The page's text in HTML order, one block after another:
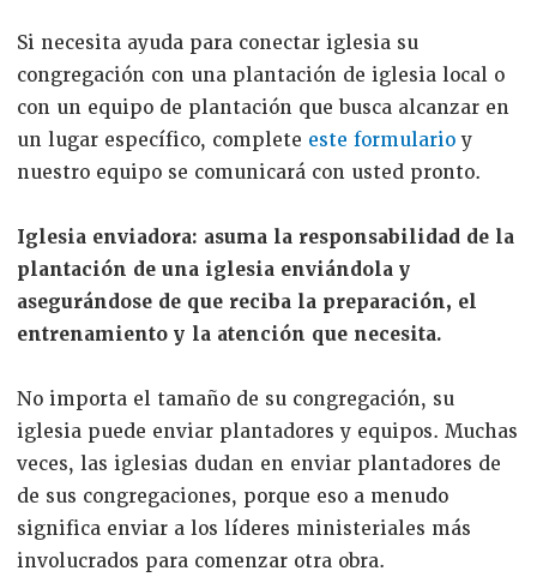
Si necesita ayuda para conectar iglesia su
congregación con una plantación de iglesia local o
con un equipo de plantación que busca alcanzar en
un lugar específico, complete este formularioy
nuestro equipo se comunicará con usted pronto.
Iglesia enviadora: asuma la responsabilidad de la
plantación de una iglesia enviándola y
asegurándose de que reciba la preparación, el
entrenamiento y la atención que necesita.
No importa el tamaño de su congregación, su
iglesia puede enviar plantadores y equipos. Muchas
veces, las iglesias dudan en enviar plantadores de
de sus congregaciones, porque eso a menudo
significa enviar a los líderes ministeriales más
involucrados para comenzar otra obra.